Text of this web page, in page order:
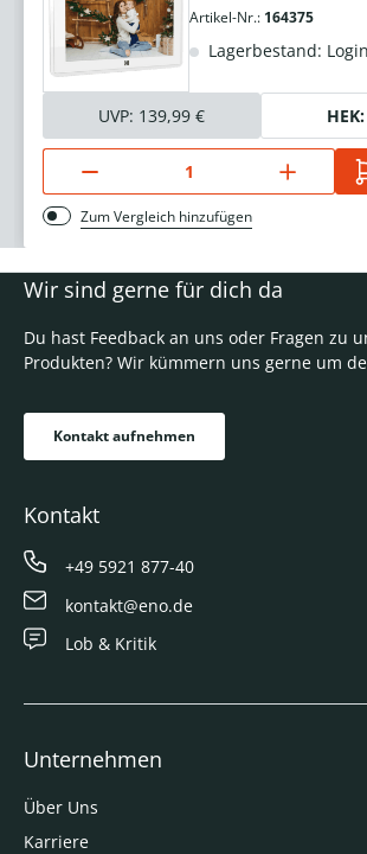
Artikel-Nr.: 164375
Lagerbestand: Login
UVP: 139,99 € HEK:
Zum Vergleich hinzufügen
Wir sind gerne für dich da
Du hast Feedback an uns oder Fragen zu
Produkten? Wir kümmern uns gerne um
Kontakt aufnehmen
Kontakt
+49 5921 877-40
kontakt@eno.de
Lob & Kritik
Unternehmen
Über Uns
Karriere